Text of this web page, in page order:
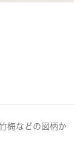
梅などの図柄か